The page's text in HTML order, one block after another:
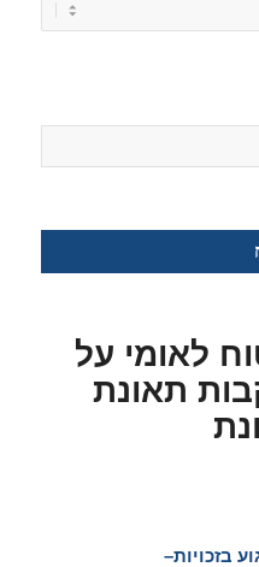
לאומי על
תאונת
בזכויות–